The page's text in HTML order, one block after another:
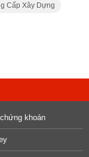
Cấp Xây Dựng
khoán